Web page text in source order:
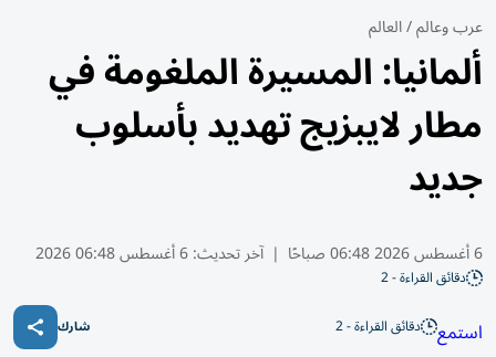
عرب وعالم/العالم
ألمانيا: المسيرة الملغومة في
مطار لايبزيج تهديد بأسلوب
جديد
6 أغسطس 2026 06:48 صباحًا | آخر تحديث:6 أغسطس 06:48 2026
دقائق القراءة - 2
استمع دقائق القراءة - 2 شارك